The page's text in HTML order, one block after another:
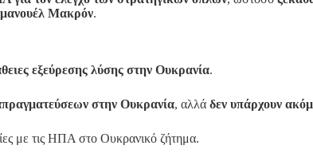
Μακρόν.
εξεύρεσης λύσης στην Ουκρανία.
στην Ουκρανία, αλλά δεν υπάρχουν
με τις ΗΠΑ στο Ουκρανικό ζήτημα.